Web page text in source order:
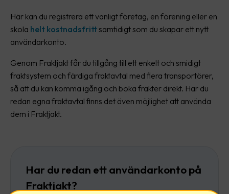
Här kan du registrera ett vanligt företag, en förening eller en
skola helt kostnadsfrittsamtidigt som du skapar ett nytt
användarkonto.
Genom Fraktjakt får du tillgång till ett enkelt och smidigt
fraktsystem och färdiga fraktavtal med flera transportörer,
så att du kan komma igång och boka frakter direkt. Har du
redan egna fraktavtal finns det även möjlighet att använda
dem i Fraktjakt.
Har du redan ett användarkonto på
Fraktjakt?